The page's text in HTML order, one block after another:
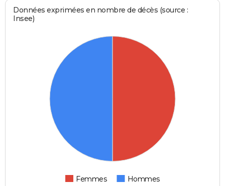
Données exprimées en nombre de décès (source :
Insee)
Femmes Hommes